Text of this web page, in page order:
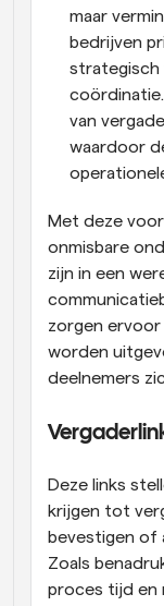
maar
bedrijven
strategisch
van
waardoor
Met deze
onmisbare
zijn in een
zorgen ervoor
worden
deelnemers
Deze links
krijgen tot
bevestigen of
Zoals
proces tijd en